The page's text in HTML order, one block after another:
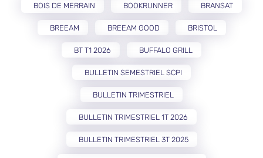
BOIS DE MERRAIN BOOKRUNNER BRANSAT
BREEAM BREEAM GOOD BRISTOL
BT T1 2026 BUFFALO GRILL
BULLETIN SEMESTRIEL SCPI
BULLETIN TRIMESTRIEL
BULLETIN TRIMESTRIEL 1T 2026
BULLETIN TRIMESTRIEL 3T 2025